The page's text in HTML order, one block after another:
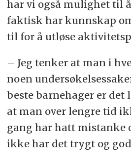
har vi også mulighet til
faktisk har kunnskap
til for å utløse
– Jeg tenker at man i
noen
beste barnehager er
at man over lengre tid
gang har hatt mistanke
ikke har det trygt og